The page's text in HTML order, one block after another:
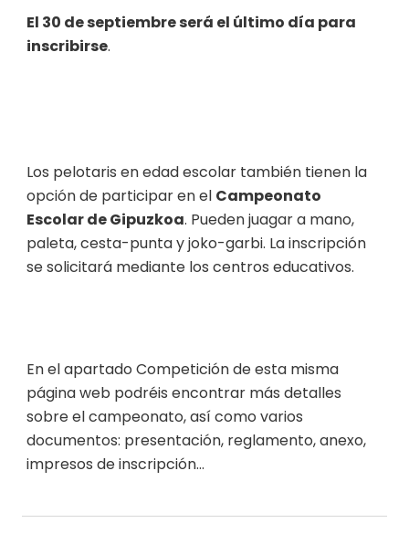
El 30 de septiembre será el último día para
inscribirse.
Los pelotaris en edad escolar también tienen la
opción de participar en el Campeonato
Escolar de Gipuzkoa. Pueden juagar a mano,
paleta, cesta-punta y joko-garbi. La inscripción
se solicitará mediante los centros educativos.
En el apartado Competiciónde esta misma
página web podréis encontrar más detalles
sobre el campeonato, así como varios
documentos: presentación, reglamento, anexo,
impresos de inscripción…